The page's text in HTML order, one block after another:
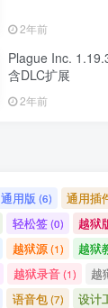
2年前
Plague Inc.
含DLC扩展
2年前
通用版 (6) 通用插
轻松签(0) 越狱
越狱源(1) 越狱
越狱录音(1) 越
语音包(7) 设计